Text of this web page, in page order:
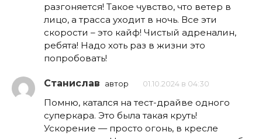
разгоняется! Такое чувство, что ветер в
лицо, а трасса уходит в ночь. Все эти
скорости – это кайф! Чистый адреналин,
ребята! Надо хоть раз в жизни это
попробовать!
Станислав автор 01.10.2024 в 04:30
Помню, катался на тест-драйве одного
суперкара. Это была такая круть!
Ускорение — просто огонь, в кресле